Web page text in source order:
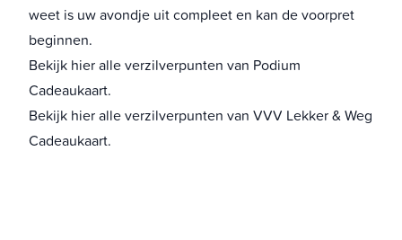
weet is uw avondje uit compleet en kan de voorpret
beginnen.
Bekijk hieralle verzilverpunten van Podium
Cadeaukaart.
Bekijk hieralle verzilverpunten van VVV Lekker & Weg
Cadeaukaart.